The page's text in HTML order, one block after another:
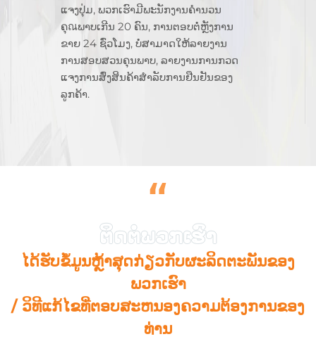
ແຈງປຸ່ມ, ພວກເຮົາມີພະນັກງານຄຳນວນ
ຄຸณພາບເກີນ 20 ຄົນ, ການຕອບຕໍ່ຫຼັງການ
ຂາຍ 24 ຊົ່ວໂມງ, ບໍ່ສາມາດໃຫ້ລາຍງານ
ການສອບສວນຄຸນພາບ, ລາຍງານການກວດ
ແຈງການສົ່ງສິນຄ້າສຳລັບການຢືນຢັນຂອງ
ລູກຄ້າ.
“
ໄດ້ຮັບຂໍ້ມູນຫຼ້າສຸດກ່ຽວກັບຜະລິດຕະພັນຂອງ
ພວກເຮົາ
/ ວິທີແກ້ໄຂທີ່ຕອບສະຫນອງຄວາມຕ້ອງການຂອງ
ທ່ານ